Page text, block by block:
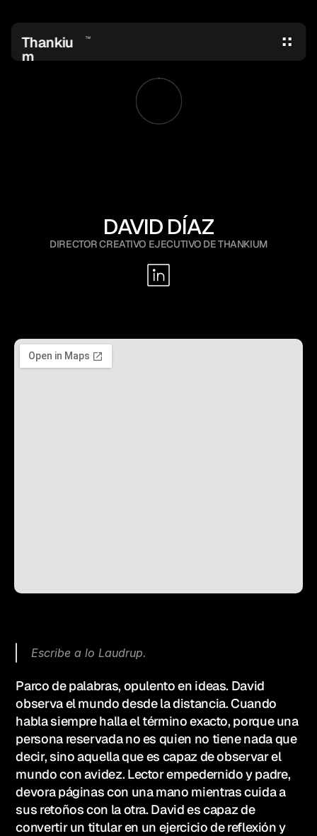
DAVID DÍAZ
DIRECTOR CREATIVO EJECUTIVO DE THANKIUM
Escribe a lo Laudrup.
Parco de palabras, opulento en ideas. David
observa el mundo desde la distancia. Cuando
habla siempre halla el término exacto, porque una
persona reservada no es quien no tiene nada que
decir, sino aquella que es capaz de observar el
mundo con avidez. Lector empedernido y padre,
devora páginas con una mano mientras cuida a
sus retoños con la otra. David es capaz de
convertir un titular en un ejercicio de reflexión y
Thankiu
m
TM